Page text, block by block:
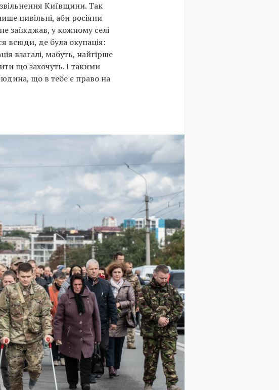
Київщини. Так
цивільні, аби росіяни
заїжджав, у кожному селі
всюди, де була окупація:
взагалі, мабуть, найгірше
що захочуть. І такими
що в тебе є право на